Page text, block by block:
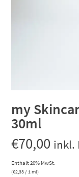
my
30ml
€70,00 inkl.
Enthält 20% MwSt.
(€2,33/ 1 ml)